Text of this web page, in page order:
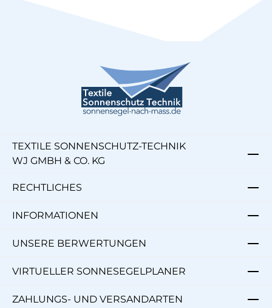
TEXTILE SONNENSCHUTZ-TECHNIK
WJ GMBH & CO. KG
RECHTLICHES
INFORMATIONEN
UNSERE BERWERTUNGEN
VIRTUELLER SONNESEGELPLANER
ZAHLUNGS- UND VERSANDARTEN